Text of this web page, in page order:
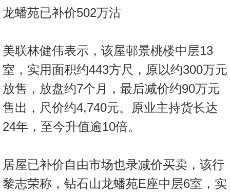
地
产
闻
数
据
公
布
手
册
龙蟠苑已补价502万沽
美联林健伟表示，该屋邨景桃楼中层13
室，实用面积约443方尺，原以约300万元
放售，放盘约7个月，最后减价约90万元
售出，尺价约4,740元。原业主持货长达
24年，至今升值逾10倍。
居屋已补价自由市场也录减价买卖，该行
黎志荣称，钻石山龙蟠苑E座中层6室，实